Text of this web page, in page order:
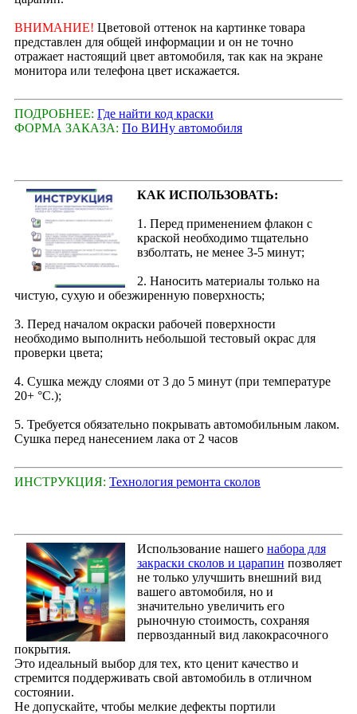
ВНИМАНИЕ! Цветовой оттенок на картинке товара
представлен для общей информации и он не точно
отражает настоящий цвет автомобиля, так как на экране
монитора или телефона цвет искажается.
ПОДРОБНЕЕ: Где найти код краски
ФОРМА ЗАКАЗА: По ВИНу автомобиля
КАК ИСПОЛЬЗОВАТЬ:
1. Перед применением флакон с
краской необходимо тщательно
взболтать, не менее 3-5 минут;
2. Наносить материалы только на
чистую, сухую и обезжиренную поверхность;
3. Перед началом окраски рабочей поверхности
необходимо выполнить небольшой тестовый окрас для
проверки цвета;
4. Сушка между слоями от 3 до 5 минут (при температуре
20+ °С.);
5. Требуется обязательно покрывать автомобильным лаком.
Сушка перед нанесением лака от 2 часов
ИНСТРУКЦИЯ: Технология ремонта сколов
Использование нашего набора для
закраски сколов и царапин позволяет
не только улучшить внешний вид
вашего автомобиля, но и
значительно увеличить его
рыночную стоимость, сохраняя
первозданный вид лакокрасочного
покрытия.
Это идеальный выбор для тех, кто ценит качество и
стремится поддерживать свой автомобиль в отличном
состоянии.
Не допускайте, чтобы мелкие дефекты портили